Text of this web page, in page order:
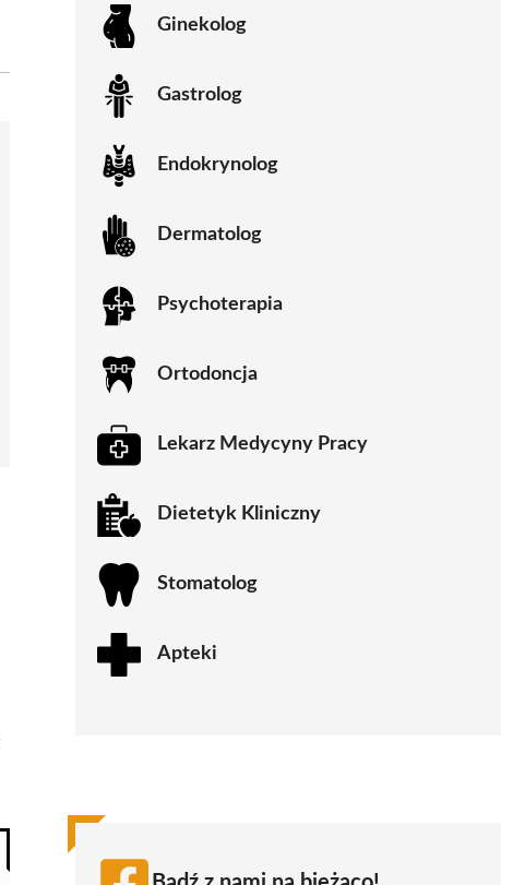
Ginekolog
Gastrolog
Endokrynolog
Dermatolog
Psychoterapia
Ortodoncja
Lekarz Medycyny Pracy
Dietetyk Kliniczny
Stomatolog
Apteki